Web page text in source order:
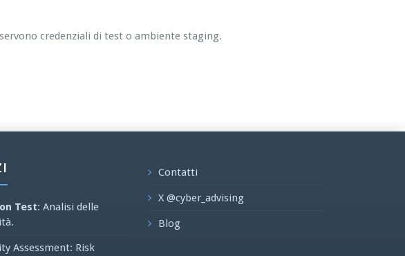
credenziali di test o ambiente staging.
Test: Analisi delle
Assessment: Risk
Contatti
X @cyber_advising
Blog